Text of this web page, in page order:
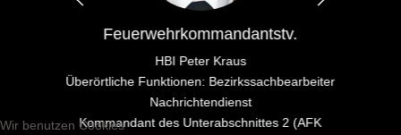
Feuerwehrkommandantstv.
HBI Peter Kraus
Überörtliche Funktionen: Bezirkssachbearbeiter
Nachrichtendienst
Kommandant des Unterabschnittes 2 (AFK
Wir benutzen Cookies